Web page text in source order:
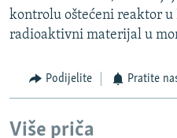
POPLAVE I KLIZIŠTA U BIH 2024.
TV LIBERTY
TRI DECENIJE OD RATA U BIH
Sve RFE/RL stranice
kontrolu oštećeni reaktor
radioaktivni materijal u
Podijelite Pratite
Više priča